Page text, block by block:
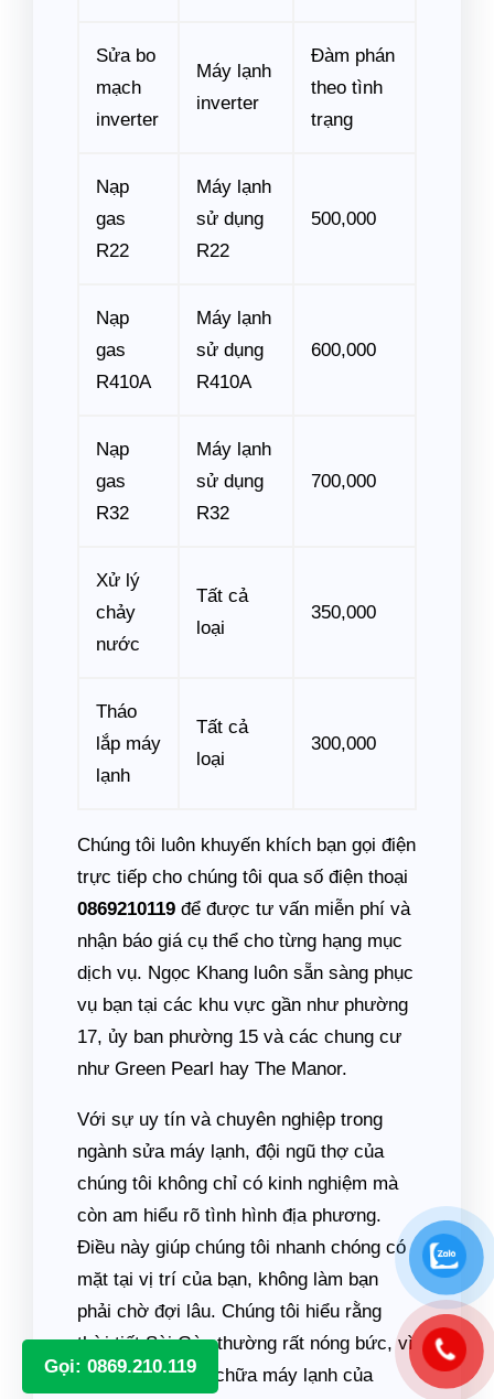
Gọi: 0869.210.119
Sửa bo
mạch
inverter
Máy lạnh
inverter
Đàm phán
theo tình
trạng
Nạp
gas
R22
Máy lạnh
sử dụng
R22
500,000
Nạp
gas
R410A
Máy lạnh
sử dụng
R410A
600,000
Nạp
gas
R32
Máy lạnh
sử dụng
R32
700,000
Xử lý
chảy
nước
Tất cả
loại
350,000
Tháo
lắp máy
lạnh
Tất cả
loại
300,000
Chúng tôi luôn khuyến khích bạn gọi điện
trực tiếp cho chúng tôi qua số điện thoại
0869210119 để được tư vấn miễn phí và
nhận báo giá cụ thể cho từng hạng mục
dịch vụ. Ngọc Khang luôn sẵn sàng phục
vụ bạn tại các khu vực gần như phường
17, ủy ban phường 15 và các chung cư
như Green Pearl hay The Manor.
Với sự uy tín và chuyên nghiệp trong
ngành sửa máy lạnh, đội ngũ thợ của
chúng tôi không chỉ có kinh nghiệm mà
còn am hiểu rõ tình hình địa phương.
Điều này giúp chúng tôi nhanh chóng có
mặt tại vị trí của bạn, không làm bạn
phải chờ đợi lâu. Chúng tôi hiểu rằng
thời tiết Sài Gòn thường rất nóng bức, vì
vậy dịch vụ sửa chữa máy lạnh của